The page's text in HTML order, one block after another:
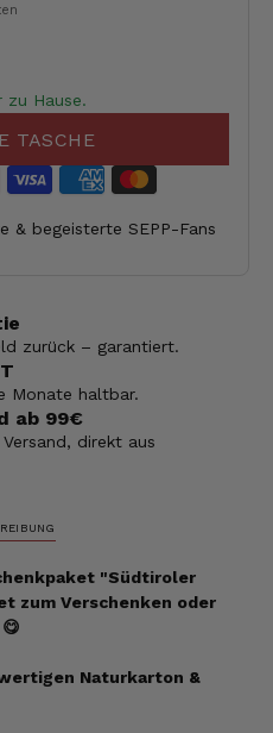
zu Hause.
TASCHE
& begeisterte SEPP-Fans
zurück – garantiert.
Monate haltbar.
ab 99€
direkt aus
"Südtiroler
zum Verschenken oder
Naturkarton &